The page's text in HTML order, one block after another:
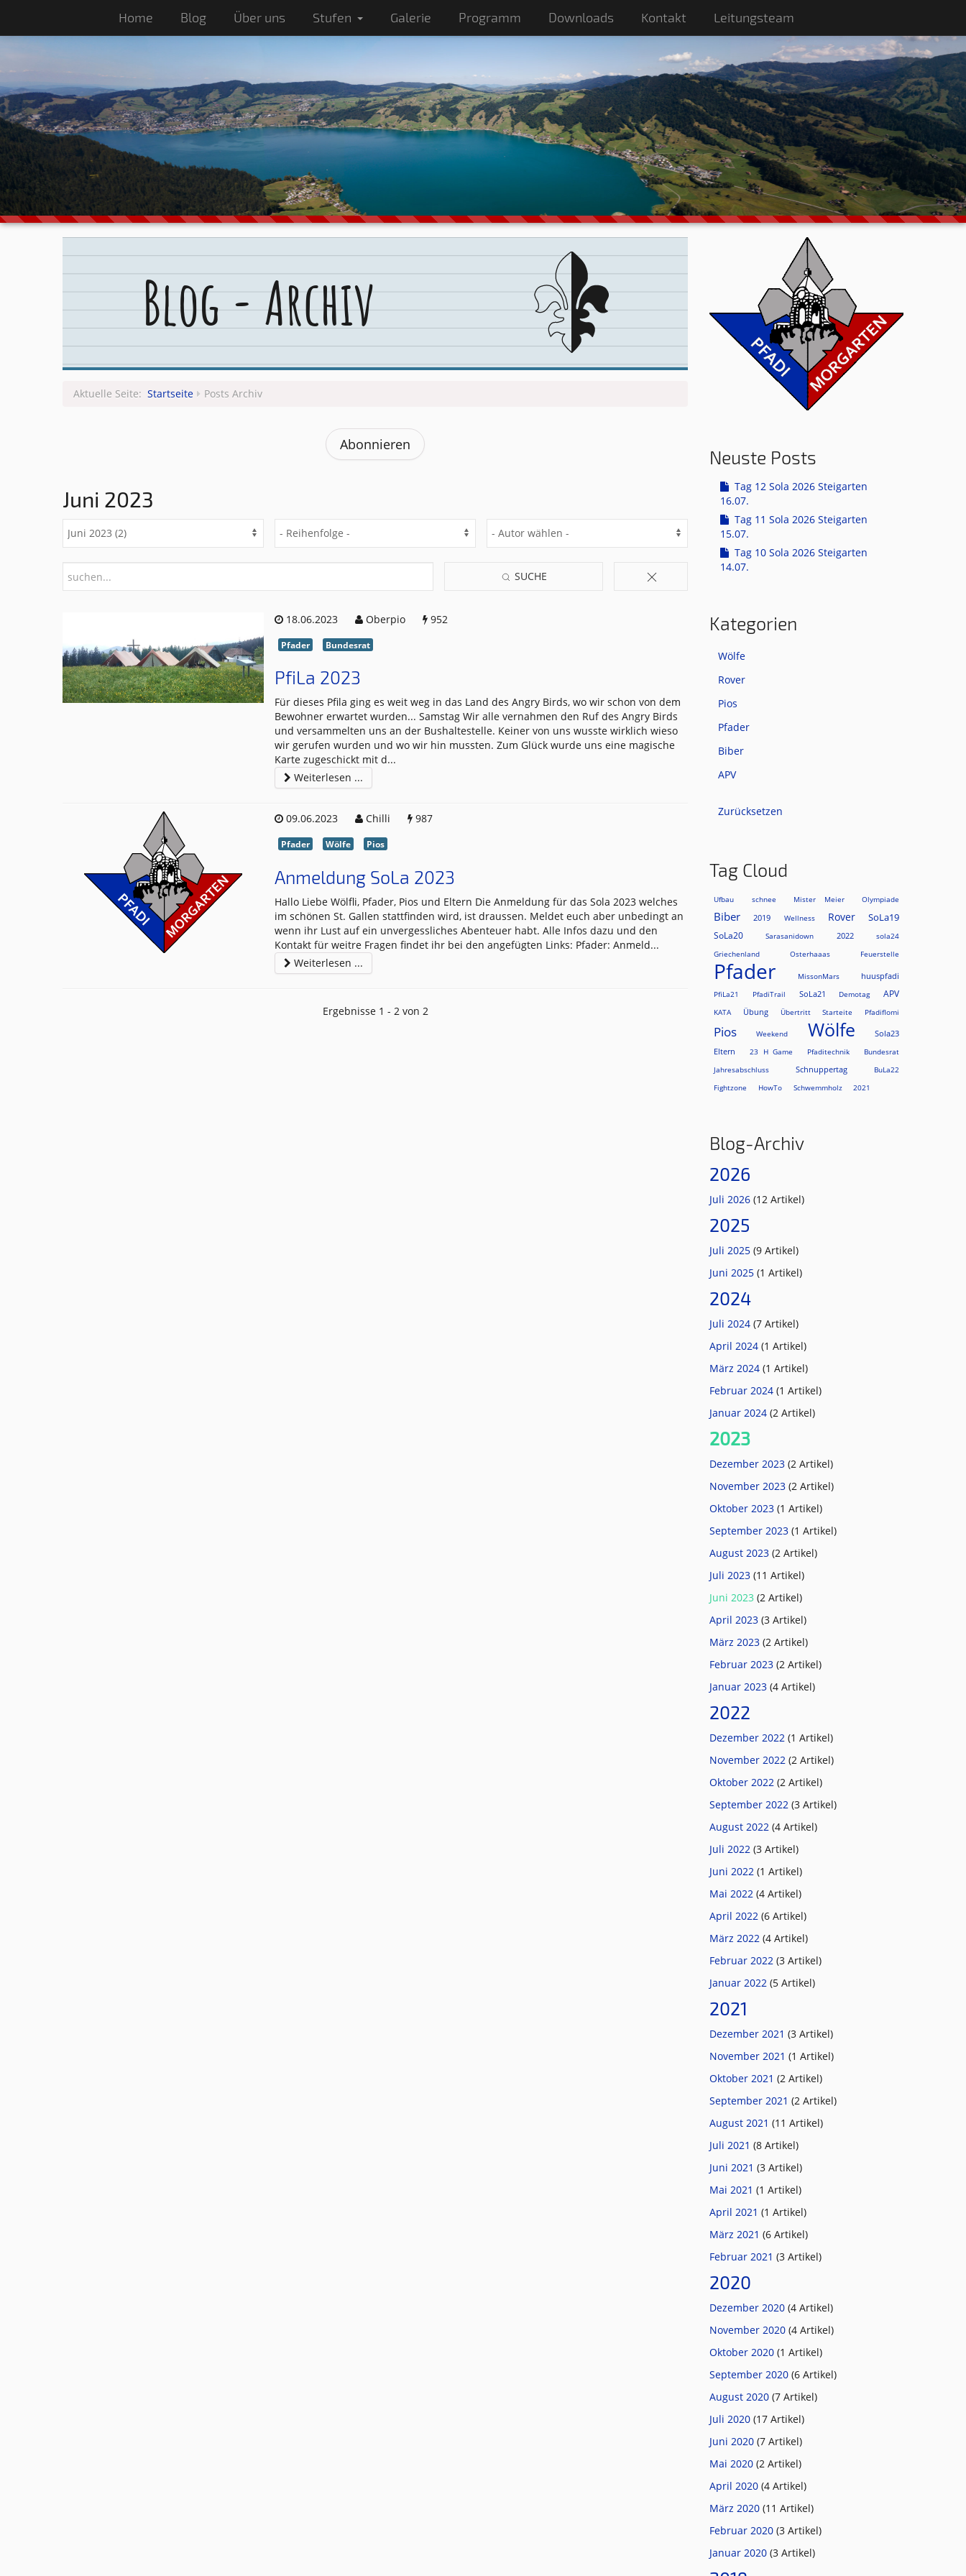
Home Blog Über uns Stufen Galerie Programm Downloads Kontakt Leitungsteam
Blog - Archiv
Aktuelle Seite: Startseite Posts Archiv
Abonnieren
Juni 2023
SUCHE
18.06.2023 Oberpio 952
Pfader Bundesrat
PfiLa 2023
Für dieses Pfila ging es weit weg in das Land des Angry Birds, wo wir schon von dem
Bewohner erwartet wurden... Samstag Wir alle vernahmen den Ruf des Angry Birds
und versammelten uns an der Bushaltestelle. Keiner von uns wusste wirklich wieso
wir gerufen wurden und wo wir hin mussten. Zum Glück wurde uns eine magische
Karte zugeschickt mit d...
Weiterlesen ...
09.06.2023 Chilli 987
Pfader Wölfe Pios
Anmeldung SoLa 2023
Hallo Liebe Wölfli, Pfader, Pios und Eltern Die Anmeldung für das Sola 2023 welches
im schönen St. Gallen stattfinden wird, ist draussen. Meldet euch aber unbedingt an
wenn ihr Lust auf ein unvergessliches Abenteuer habt. Alle Infos dazu und den
Kontakt für weitre Fragen findet ihr bei den angefügten Links: Pfader: Anmeld...
Weiterlesen ...
Ergebnisse 1 - 2 von 2
Neuste Posts
Tag 12 Sola 2026 Steigarten
16.07.
Tag 11 Sola 2026 Steigarten
15.07.
Tag 10 Sola 2026 Steigarten
14.07.
Kategorien
Wölfe
Rover
Pios
Pfader
Biber
APV
Zurücksetzen
Tag Cloud
Ufbau schnee Mister Meier Olympiade
Biber 2019 Wellness Rover SoLa19
SoLa20 Sarasanidown 2022
sola24
Griechenland
Osterhaaas Feuerstelle
Pfader MissonMars huuspfadi
PfiLa21 PfadiTrail SoLa21 Demotag APV
KATA Übung Übertritt Starteite Pfadiflomi
Pios Weekend Wölfe
Sola23
Eltern
23 H Game Pfaditechnik
Bundesrat
Jahresabschluss
Schnuppertag
BuLa22
Fightzone
HowTo Schwemmholz 2021
Blog-Archiv
2026
Juli 2026 (12 Artikel)
2025
Juli 2025 (9 Artikel)
Juni 2025 (1 Artikel)
2024
Juli 2024 (7 Artikel)
April 2024 (1 Artikel)
März 2024 (1 Artikel)
Februar 2024 (1 Artikel)
Januar 2024 (2 Artikel)
2023
Dezember 2023 (2 Artikel)
November 2023 (2 Artikel)
Oktober 2023 (1 Artikel)
September 2023 (1 Artikel)
August 2023 (2 Artikel)
Juli 2023 (11 Artikel)
Juni 2023 (2 Artikel)
April 2023 (3 Artikel)
März 2023 (2 Artikel)
Februar 2023 (2 Artikel)
Januar 2023 (4 Artikel)
2022
Dezember 2022 (1 Artikel)
November 2022 (2 Artikel)
Oktober 2022 (2 Artikel)
September 2022 (3 Artikel)
August 2022 (4 Artikel)
Juli 2022 (3 Artikel)
Juni 2022 (1 Artikel)
Mai 2022 (4 Artikel)
April 2022 (6 Artikel)
März 2022 (4 Artikel)
Februar 2022 (3 Artikel)
Januar 2022 (5 Artikel)
2021
Dezember 2021 (3 Artikel)
November 2021 (1 Artikel)
Oktober 2021 (2 Artikel)
September 2021 (2 Artikel)
August 2021 (11 Artikel)
Juli 2021 (8 Artikel)
Juni 2021 (3 Artikel)
Mai 2021 (1 Artikel)
April 2021 (1 Artikel)
März 2021 (6 Artikel)
Februar 2021 (3 Artikel)
2020
Dezember 2020 (4 Artikel)
November 2020 (4 Artikel)
Oktober 2020 (1 Artikel)
September 2020 (6 Artikel)
August 2020 (7 Artikel)
Juli 2020 (17 Artikel)
Juni 2020 (7 Artikel)
Mai 2020 (2 Artikel)
April 2020 (4 Artikel)
März 2020 (11 Artikel)
Februar 2020 (3 Artikel)
Januar 2020 (3 Artikel)